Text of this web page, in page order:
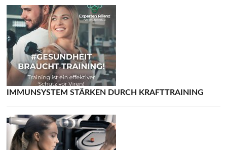
IMMUNSYSTEM STÄRKEN DURCH KRAFTTRAINING